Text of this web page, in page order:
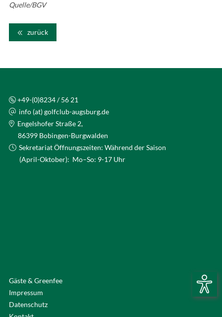
Quelle/BGV
zurück
+49-(0)8234 / 56 21
info (at) golfclub-augsburg.de
Engelshofer Straße 2,
86399 Bobingen-Burgwalden
Sekretariat Öffnungszeiten: Während der Saison
(April-Oktober): Mo–So: 9-17 Uhr
Gäste & Greenfee
Impressum
Datenschutz